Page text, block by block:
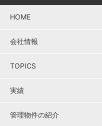
HOME
会社情報
TOPICS
実績
管理物件の紹介